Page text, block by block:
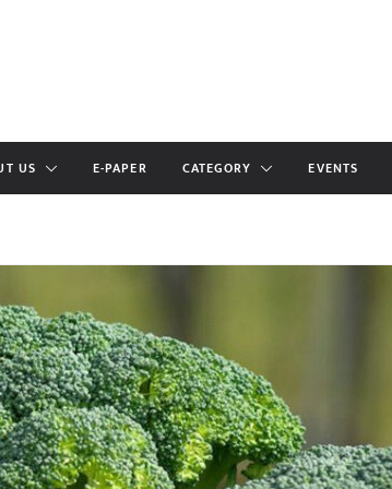
US E-PAPER CATEGORY EVENTS